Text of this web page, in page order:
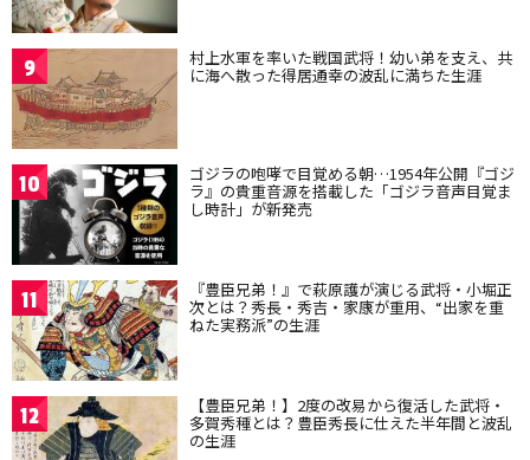
9 村上水軍を率いた戦国武将！幼い弟を支え、共
に海へ散った得居通幸の波乱に満ちた生涯
10 ゴジラの咆哮で目覚める朝…1954年公開『ゴジ
ラ』の貴重音源を搭載した「ゴジラ音声目覚ま
し時計」が新発売
11 『豊臣兄弟！』で萩原護が演じる武将・小堀正
次とは？秀長・秀吉・家康が重用、“出家を重
ねた実務派”の生涯
12 【豊臣兄弟！】2度の改易から復活した武将・
多賀秀種とは？豊臣秀長に仕えた半年間と波乱
の生涯